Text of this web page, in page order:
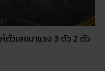
ตัวเลขมาแรง 3 ตัว 2 ตัว